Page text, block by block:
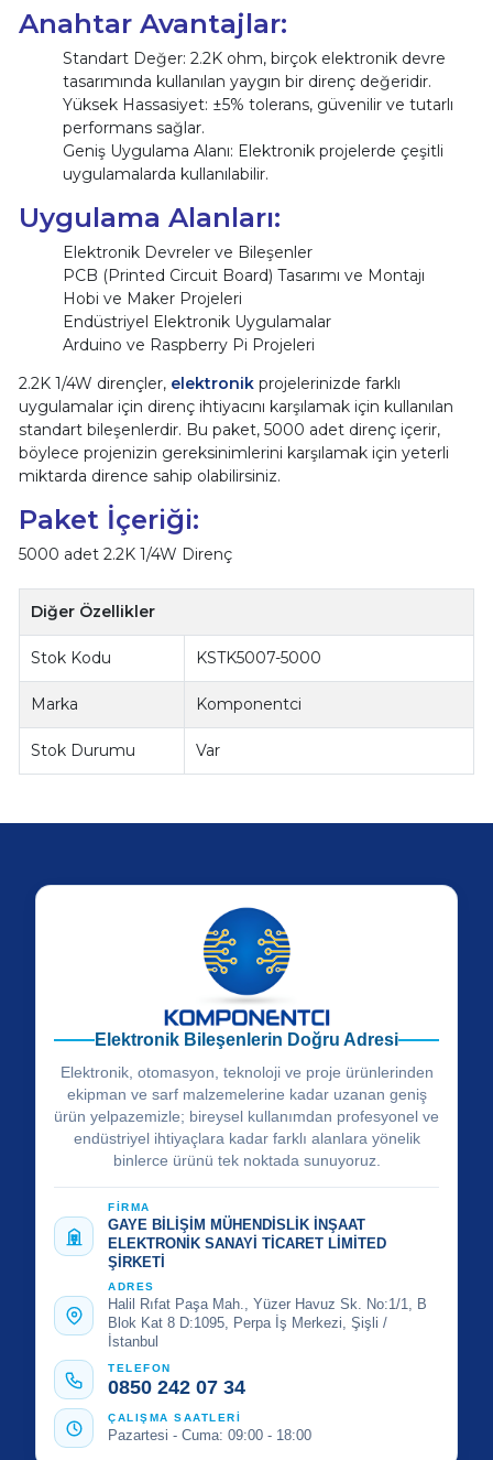
Anahtar Avantajlar:
Standart Değer: 2.2K ohm, birçok elektronik devre
tasarımında kullanılan yaygın bir direnç değeridir.
Yüksek Hassasiyet: ±5% tolerans, güvenilir ve tutarlı
performans sağlar.
Geniş Uygulama Alanı: Elektronik projelerde çeşitli
uygulamalarda kullanılabilir.
Uygulama Alanları:
Elektronik Devreler ve Bileşenler
PCB (Printed Circuit Board) Tasarımı ve Montajı
Hobi ve Maker Projeleri
Endüstriyel Elektronik Uygulamalar
Arduino ve Raspberry Pi Projeleri
2.2K 1/4W dirençler, elektronik projelerinizde farklı
uygulamalar için direnç ihtiyacını karşılamak için kullanılan
standart bileşenlerdir. Bu paket, 5000 adet direnç içerir,
böylece projenizin gereksinimlerini karşılamak için yeterli
miktarda dirence sahip olabilirsiniz.
Paket İçeriği:
5000 adet 2.2K 1/4W Direnç
Diğer Özellikler
Stok Kodu KSTK5007-5000
Marka Komponentci
Stok Durumu Var
Elektronik Bileşenlerin Doğru Adresi
Elektronik, otomasyon, teknoloji ve proje ürünlerinden
ekipman ve sarf malzemelerine kadar uzanan geniş
ürün yelpazemizle; bireysel kullanımdan profesyonel ve
endüstriyel ihtiyaçlara kadar farklı alanlara yönelik
binlerce ürünü tek noktada sunuyoruz.
FİRMA
GAYE BİLİŞİM MÜHENDİSLİK İNŞAAT
ELEKTRONİK SANAYİ TİCARET LİMİTED
ŞİRKETİ
ADRES
Halil Rıfat Paşa Mah., Yüzer Havuz Sk. No:1/1, B
Blok Kat 8 D:1095, Perpa İş Merkezi, Şişli /
İstanbul
TELEFON
0850 242 07 34
ÇALIŞMA SAATLERİ
Pazartesi - Cuma: 09:00 - 18:00